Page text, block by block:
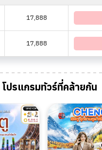
17,888
17,888
ปรแกรมทัวร์ที่คล้ายกัน